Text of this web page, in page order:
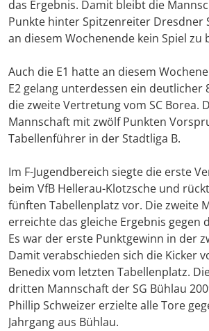
das Ergebnis. Damit bleibt die
Punkte hinter Spitzenreiter Dresdner
an diesem Wochenende kein Spiel zu
Auch die E1 hatte an diesem
E2 gelang unterdessen ein deutlicher
die zweite Vertretung vom SC Borea.
Mannschaft mit zwölf Punkten
Tabellenführer in der Stadtliga B.
Im F-Jugendbereich siegte die erste
beim VfB Hellerau-Klotzsche und
fünften Tabellenplatz vor. Die zweite
erreichte das gleiche Ergebnis gegen
Es war der erste Punktgewinn in der
Damit verabschieden sich die Kicker
Benedix vom letzten Tabellenplatz.
dritten Mannschaft der SG Bühlau
Phillip Schweizer erzielte alle Tore
Jahrgang aus Bühlau.